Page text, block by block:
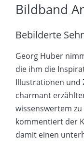
Bildband
Bebilderte
Georg Huber
die ihm die
Illustrationen und
charmant
wissenswertem
kommentiert der
damit einen